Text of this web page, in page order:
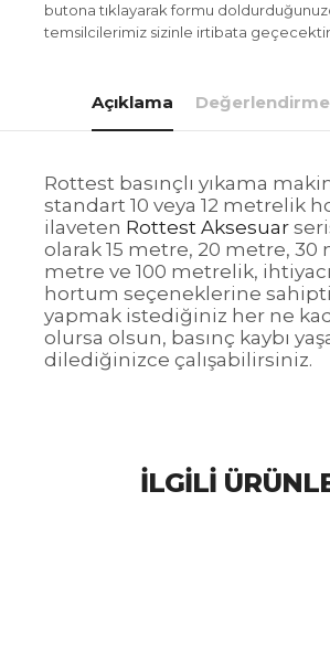
butona tıklayarak formu
temsilcilerimiz sizinle irtibata
Açıklama
Rottest basınçlı yıkama
standart 10 veya 12 metrelik
ilaveten Rottest Aksesuar
olarak 15 metre, 20 metre, 30
metre ve 100 metrelik,
hortum seçeneklerine
yapmak istediğiniz her ne
olursa olsun, basınç kaybı
dilediğinizce çalışabilirsiniz.
İLGILI